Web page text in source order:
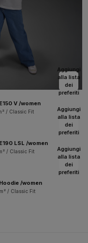
Aggiungi
alla lista
dei
preferiti
V /women
/ Classic Fit
Aggiungi
alla lista
dei
preferiti
LSL /women
/ Classic Fit
Aggiungi
alla lista
dei
preferiti
/women
/ Classic Fit